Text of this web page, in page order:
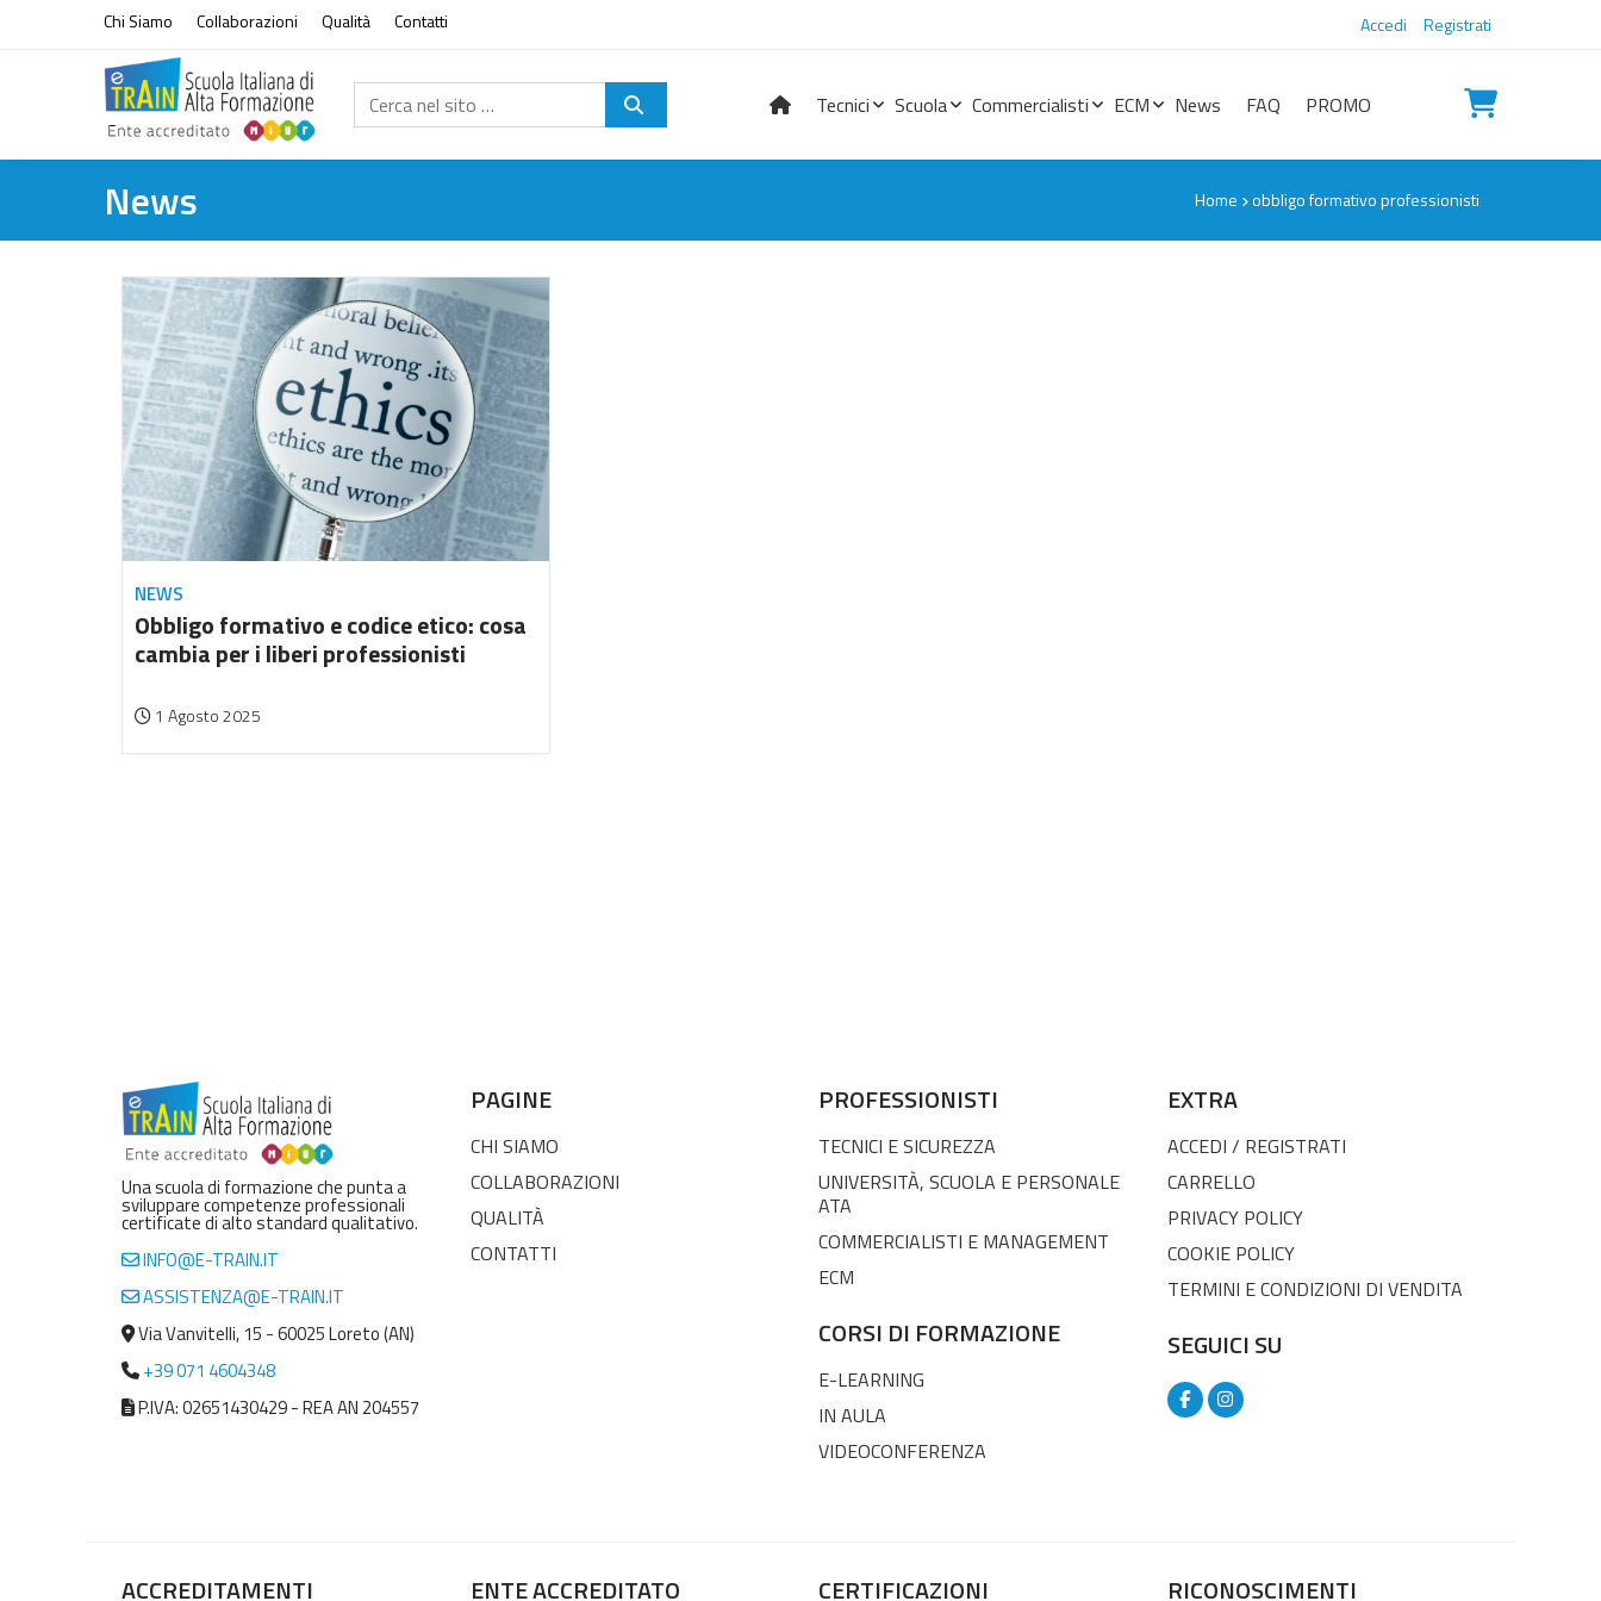
Vai al contenuto
Chi Siamo Collaborazioni Qualità Contatti Accedi Registrati
Cerca nel sito... Tecnici Scuola Commercialisti ECM News FAQ PROMO
News Home obbligo formativo professionisti
NEWS
Obbligo formativo e codice etico: cosa
cambia per i liberi professionisti
1 Agosto 2025
Una scuola di formazione che punta a
sviluppare competenze professionali
certificate di alto standard qualitativo.
INFO@E-TRAIN.IT
ASSISTENZA@E-TRAIN.IT
Via Vanvitelli, 15 - 60025 Loreto (AN)
+39 071 4604348
P.IVA: 02651430429 - REA AN 204557
PAGINE
CHI SIAMO
COLLABORAZIONI
QUALITÀ
CONTATTI
PROFESSIONISTI
TECNICI E SICUREZZA
UNIVERSITÀ, SCUOLA E PERSONALE
ATA
COMMERCIALISTI E MANAGEMENT
ECM
CORSI DI FORMAZIONE
E-LEARNING
IN AULA
VIDEOCONFERENZA
EXTRA
ACCEDI / REGISTRATI
CARRELLO
PRIVACY POLICY
COOKIE POLICY
TERMINI E CONDIZIONI DI VENDITA
SEGUICI SU
ACCREDITAMENTI ENTE ACCREDITATO CERTIFICAZIONI RICONOSCIMENTI